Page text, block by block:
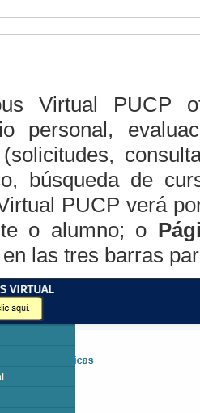
Virtual PUCP
personal,
búsqueda de
PUCP verá
o alumno; o
las tres barras